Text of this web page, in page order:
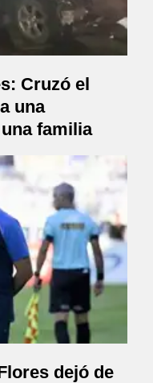
Cruzó el
una
familia
dejó de